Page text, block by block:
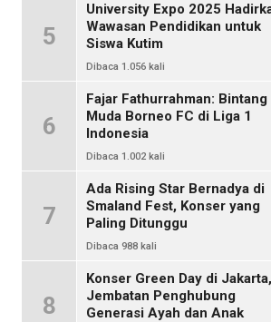
5
University Expo 2025
Wawasan Pendidikan untuk
Siswa Kutim
Dibaca 1.056 kali
6
Fajar Fathurrahman: Bintang
Muda Borneo FC di Liga 1
Indonesia
Dibaca 1.002 kali
7
Ada Rising Star Bernadya di
Smaland Fest, Konser yang
Paling Ditunggu
Dibaca 988 kali
8
Konser Green Day di Jakarta,
Jembatan Penghubung
Generasi Ayah dan Anak